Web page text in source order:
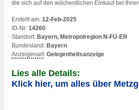
die sich auf den wöchentlichen Einkauf bei
Erstellt am: 12-Feb-2025
ID-Nr: 14260
Standort: Bayern, Metropolregion N-FÜ-ER
Bundesland: Bayern
Anzeigenart: Gelegenheitsanzeige
Lies alle Details:
Klick hier, um alles über